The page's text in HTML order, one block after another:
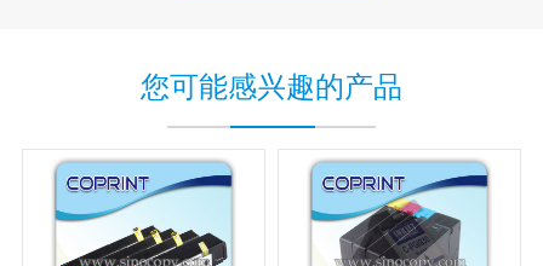
您可能感兴趣的产品